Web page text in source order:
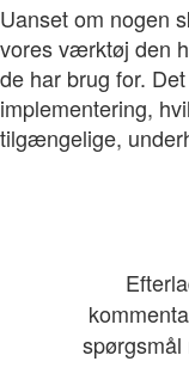
Uanset om nogen
vores værktøj den
de har brug for.
implementering,
tilgængelige,